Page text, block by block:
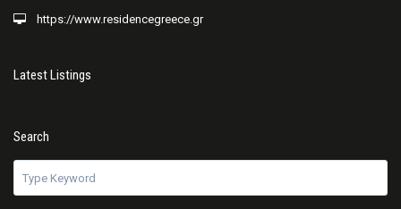
https://www.residencegreece.gr
Latest Listings
Search